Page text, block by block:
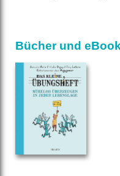
Bücher und